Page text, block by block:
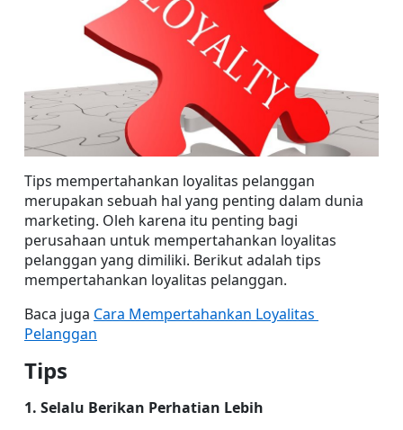
Tips mempertahankan loyalitas pelanggan
merupakan sebuah hal yang penting dalam dunia
marketing. Oleh karena itu penting bagi
perusahaan untuk mempertahankan loyalitas
pelanggan yang dimiliki. Berikut adalah tips
mempertahankan loyalitas pelanggan.
Baca juga Cara Mempertahankan Loyalitas
Pelanggan
Tips
1. Selalu Berikan Perhatian Lebih